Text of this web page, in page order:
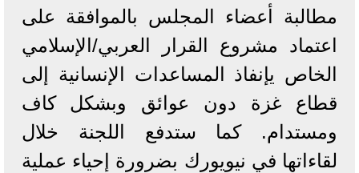
مطالبة أعضاء المجلس بالموافقة على
اعتماد مشروع القرار العربي/الإسلامي
الخاص يإنفاذ المساعدات الإنسانية إلى
قطاع غزة دون عوائق وبشكل كاف
ومستدام. كما ستدفع اللجنة خلال
لقاءاتها في نيويورك بضرورة إحياء عملية